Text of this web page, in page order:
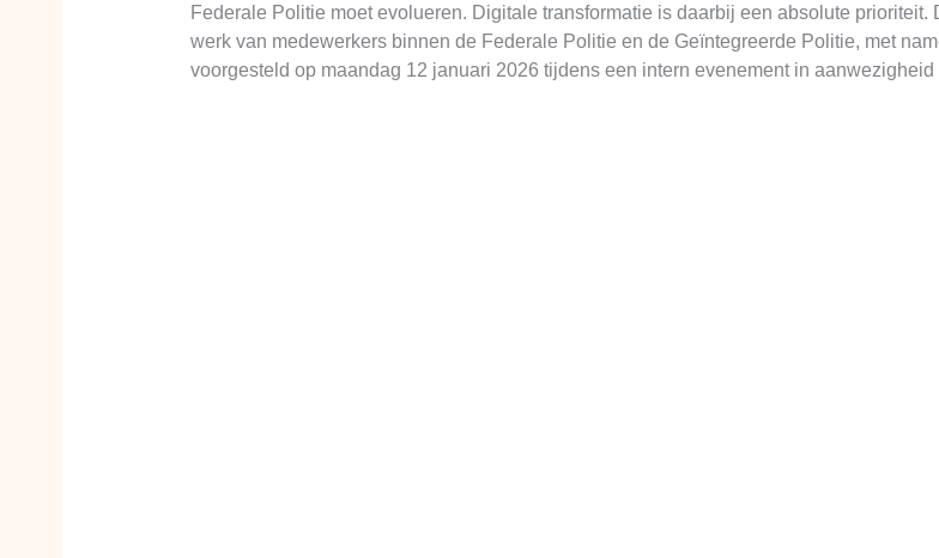
Federale Politie moet evolueren. Digitale transformatie is daarbij een absolute
werk van medewerkers binnen de Federale Politie en de Geïntegreerde Politie, met
voorgesteld op maandag 12 januari 2026 tijdens een intern evenement in